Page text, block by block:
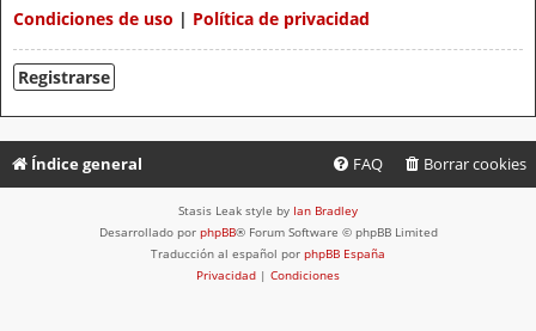
Condiciones de uso | Política de privacidad
Registrarse
Índice general Borrar cookies
FAQ
Stasis Leak style by Ian Bradley
Desarrollado por phpBB® Forum Software © phpBB Limited
Traducción al español por phpBB España
Privacidad | Condiciones